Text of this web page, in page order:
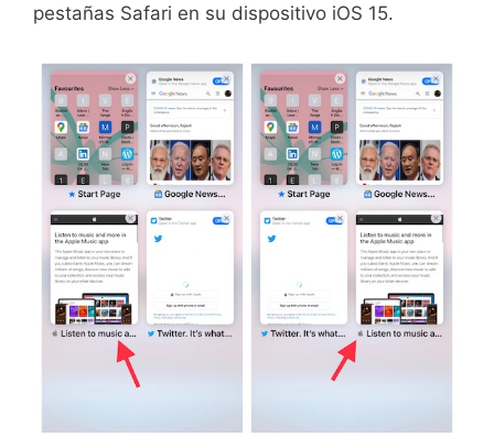
pestañas Safari en su dispositivo iOS 15.